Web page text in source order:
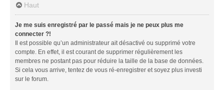
Haut
Je me suis enregistré par le passé mais je ne peux plus me
connecter ?!
Il est possible qu’un administrateur ait désactivé ou supprimé votre
compte. En effet, il est courant de supprimer régulièrement les
membres ne postant pas pour réduire la taille de la base de données.
Si cela vous arrive, tentez de vous ré-enregistrer et soyez plus investi
sur le forum.